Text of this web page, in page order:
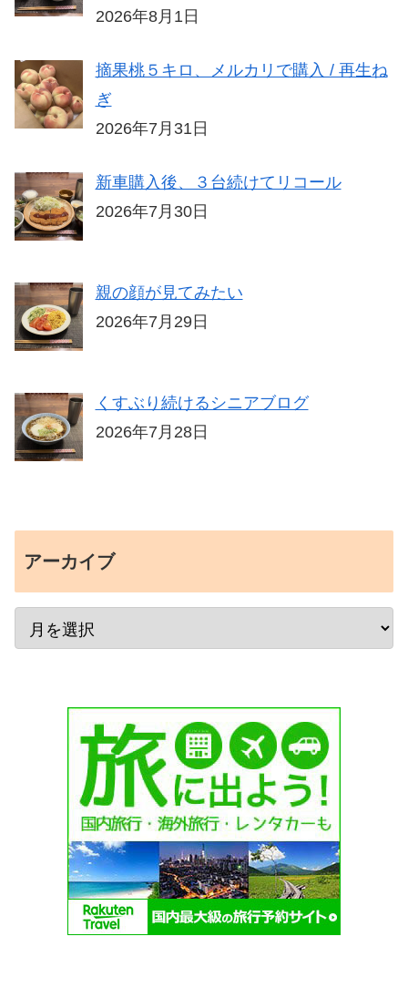
2026年8月1日
摘果桃５キロ、メルカリで購入 / 再生ね
ぎ
2026年7月31日
新車購入後、３台続けてリコール
2026年7月30日
親の顔が見てみたい
2026年7月29日
くすぶり続けるシニアブログ
2026年7月28日
アーカイブ